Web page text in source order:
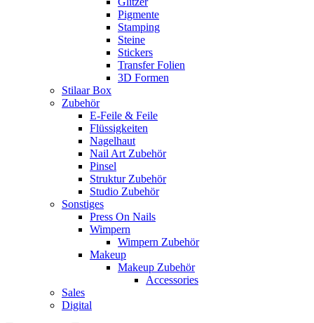
Pigmente
Stamping
Steine
Stickers
Transfer Folien
3D Formen
Stilaar Box
Zubehör
E-Feile & Feile
Flüssigkeiten
Nagelhaut
Nail Art Zubehör
Pinsel
Struktur Zubehör
Studio Zubehör
Sonstiges
Press On Nails
Wimpern
Wimpern Zubehör
Makeup
Makeup Zubehör
Accessories
Sales
Digital